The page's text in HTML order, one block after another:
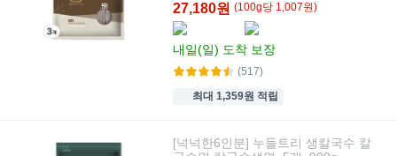
27,180원 (100g당 1,007원)
내일(일) 도착 보장
(517)
최대 1,359원 적립
[넉넉한6인분] 누들트리 생칼국수 칼